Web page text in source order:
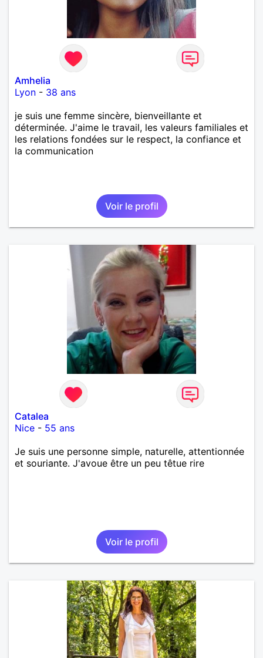
Amhelia
Lyon - 38 ans
je suis une femme sincère, bienveillante et
déterminée. J'aime le travail, les valeurs familiales et
les relations fondées sur le respect, la confiance et
la communication
Voir le profil
Catalea
Nice - 55 ans
Je suis une personne simple, naturelle, attentionnée
et souriante. J'avoue être un peu têtue rire
Voir le profil